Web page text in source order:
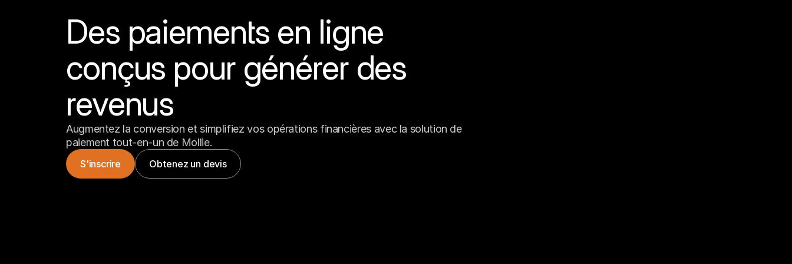
Des paiements en ligne
conçus pour générer des
revenus
Augmentez la conversion et simplifiez vos opérations financières avec la solution de
paiement tout-en-un de Mollie.
S'inscrire Obtenez un devis